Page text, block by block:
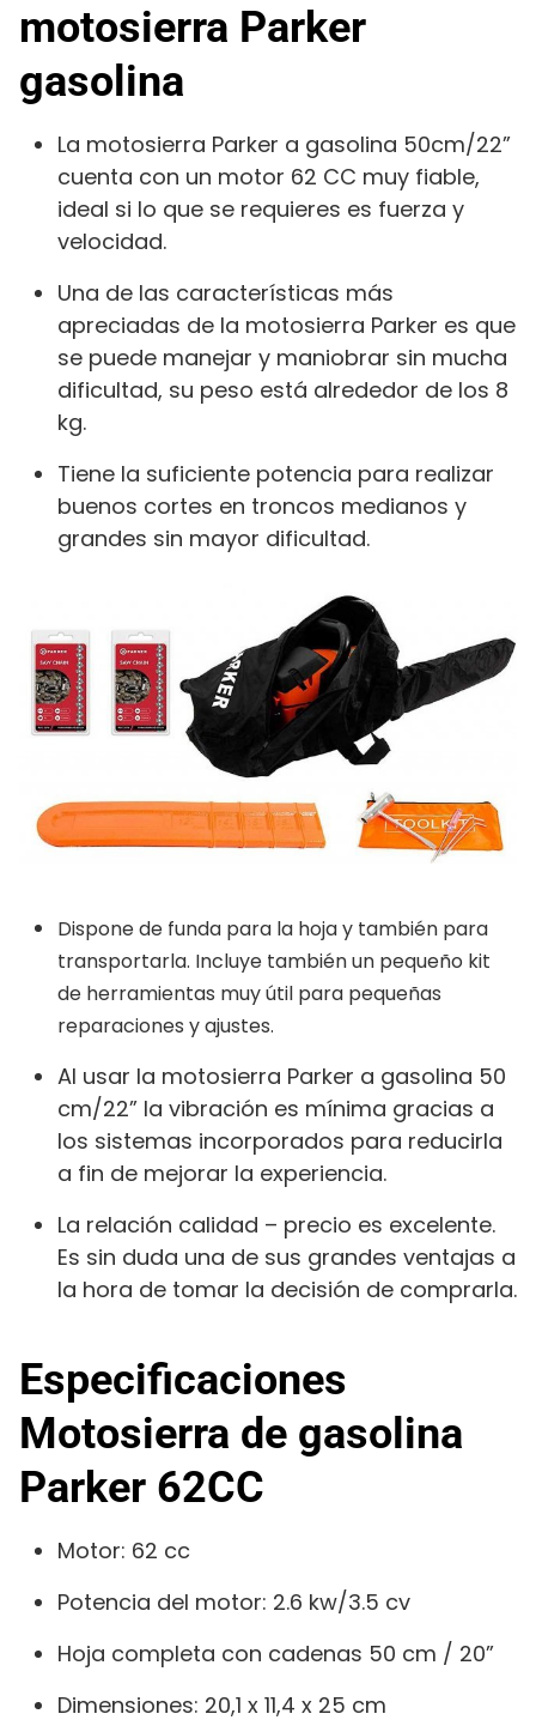
motosierra Parker
gasolina
La motosierra Parker a gasolina 50cm/22”
cuenta con un motor 62 CC muy fiable,
ideal si lo que se requieres es fuerza y
velocidad.
Una de las características más
apreciadas de la motosierra Parker es que
se puede manejar y maniobrar sin mucha
dificultad, su peso está alrededor de los 8
kg.
Tiene la suficiente potencia para realizar
buenos cortes en troncos medianos y
grandes sin mayor dificultad.
Dispone de funda para la hoja y también para
transportarla. Incluye también un pequeño kit
de herramientas muy útil para pequeñas
reparaciones y ajustes.
Al usar la motosierra Parker a gasolina 50
cm/22” la vibración es mínima gracias a
los sistemas incorporados para reducirla
a fin de mejorar la experiencia.
La relación calidad – precio es excelente.
Es sin duda una de sus grandes ventajas a
la hora de tomar la decisión de comprarla.
Especificaciones
Motosierra de gasolina
Parker 62CC
Motor: 62 cc
Potencia del motor: 2.6 kw/3.5 cv
Hoja completa con cadenas 50 cm / 20”
Dimensiones: 20,1 x 11,4 x 25 cm